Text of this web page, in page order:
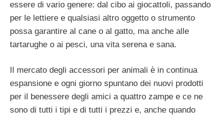
essere di vario genere: dal cibo ai giocattoli, passando
per le lettiere e qualsiasi altro oggetto o strumento
possa garantire al cane o al gatto, ma anche alle
tartarughe o ai pesci, una vita serena e sana.
Il mercato degli accessori per animali è in continua
espansione e ogni giorno spuntano dei nuovi prodotti
per il benessere degli amici a quattro zampe e ce ne
sono di tutti i tipi e di tutti i prezzi e, anche quando